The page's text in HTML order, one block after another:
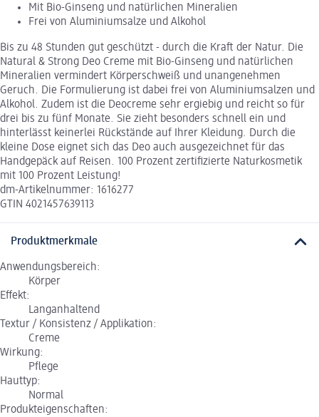
Mit Bio-Ginseng und natürlichen Mineralien
Frei von Aluminiumsalze und Alkohol
Bis zu 48 Stunden gut geschützt - durch die Kraft der Natur. Die
Natural & Strong Deo Creme mit Bio-Ginseng und natürlichen
Mineralien vermindert Körperschweiß und unangenehmen
Geruch. Die Formulierung ist dabei frei von Aluminiumsalzen und
Alkohol. Zudem ist die Deocreme sehr ergiebig und reicht so für
drei bis zu fünf Monate. Sie zieht besonders schnell ein und
hinterlässt keinerlei Rückstände auf Ihrer Kleidung. Durch die
kleine Dose eignet sich das Deo auch ausgezeichnet für das
Handgepäck auf Reisen. 100 Prozent zertifizierte Naturkosmetik
mit 100 Prozent Leistung!
dm-Artikelnummer: 1616277
GTIN 4021457639113
Produktmerkmale
Anwendungsbereich:
Körper
Effekt:
Langanhaltend
Textur / Konsistenz / Applikation:
Creme
Wirkung:
Pflege
Hauttyp:
Normal
Produkteigenschaften: